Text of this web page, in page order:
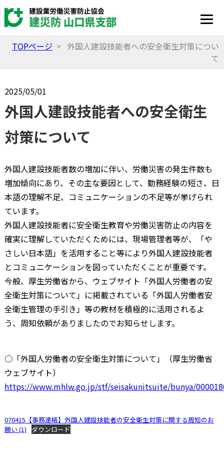
TOPページ > 外国人建設技能者への安全衛生対策につい
て
2025/05/01
外国人建設技能者への安全衛生
対策について
外国人建設技能者数の増加に伴い、労働災害の発生件数も
増加傾向にあり、その主な要因として、勤務経験の短さ、日
本語の理解不足、コミュニケーションの不足等が挙げられ
ています。
外国人建設技能者に安全衛生教育や労働災害防止の内容を
確実に理解していただくためには、現場管理者等が、「や
さしい日本語」を活用すること等により外国人建設技能者
とコミュニケーションを図っていただくことが重要です。
今般、厚生労働省から、ウェブサイト「外国人労働者の安
全衛生対策について」に掲載されている「外国人労働者安
全衛生管理の手引き」等の教材を積極的に活用されるよ
う、周知依頼がありましたのでお知らせします。
○「外国人労働者の安全衛生対策について」（厚生労働省
ウェブサイト）
https://www.mhlw.go.jp/stf/seisakunitsuite/bunya/
070415【事務連絡】外国人建設技能者の安全衛生対策に関する周知のお
願い (1)
ダウンロード